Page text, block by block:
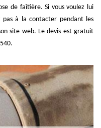
de faîtière. Si vous voulez lui
pas à la contacter pendant les
site web. Le devis est gratuit